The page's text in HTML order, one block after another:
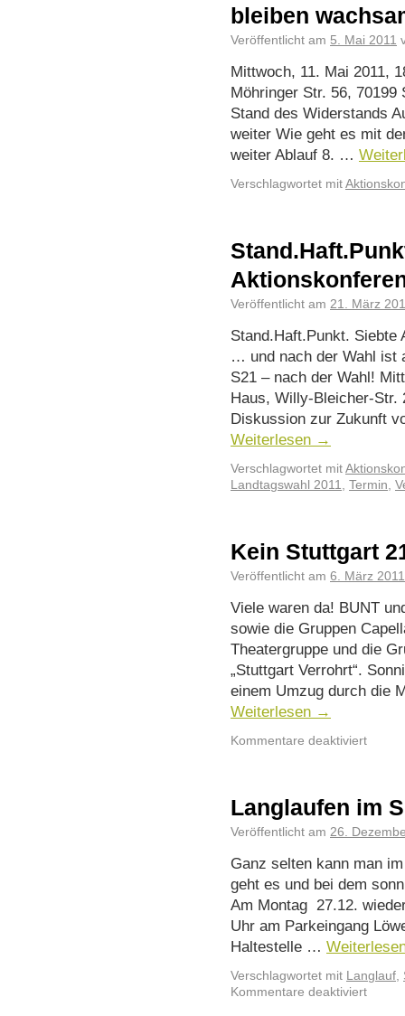
bleiben
Veröffentlicht am 5. Mai 2011
Mittwoch, 11. Mai 2011,
Möhringer Str. 56,
Stand des Widerstands
weiter Wie geht es mit
weiter Ablauf 8. …
Verschlagwortet mit
Veröffentlicht am 21. März
Stand.Haft.Punkt. Siebte
… und nach der Wahl ist
S21 – nach der Wahl!
Haus, Willy-Bleicher-Str.
Diskussion zur Zukunft
Weiterlesen →
Verschlagwortet mit
Landtagswahl 2011, Termin,
Kein Stuttgart
Veröffentlicht am 6. März 2011
Viele waren da! BUNT
sowie die Gruppen
Theatergruppe und die
„Stuttgart Verrohrt“.
einem Umzug durch die
Weiterlesen →
Kommentare deaktiviert
Langlaufen im
Veröffentlicht am 26.
Ganz selten kann man
geht es und bei dem
Am Montag 27.12.
Uhr am Parkeingang
Haltestelle …
Verschlagwortet mit Langlauf,
Kommentare deaktiviert